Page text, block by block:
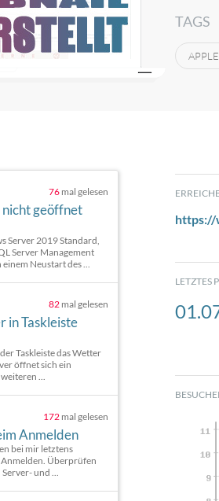
TAGS
APPLE
76 mal gelesen
nicht geöffnet
Server 2019 Standard,
Server Management
Neustart des ...
82 mal gelesen
in Taskleiste
Taskleiste das Wetter
öffnet sich ein
...
172 mal gelesen
Anmelden
bei mir letztens
Überprüfen
und ...
https://
LETZTES